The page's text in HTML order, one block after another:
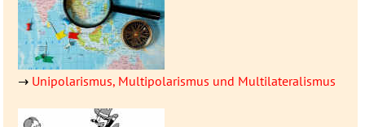
→ Unipolarismus, Multipolarismus und Multilateralismus